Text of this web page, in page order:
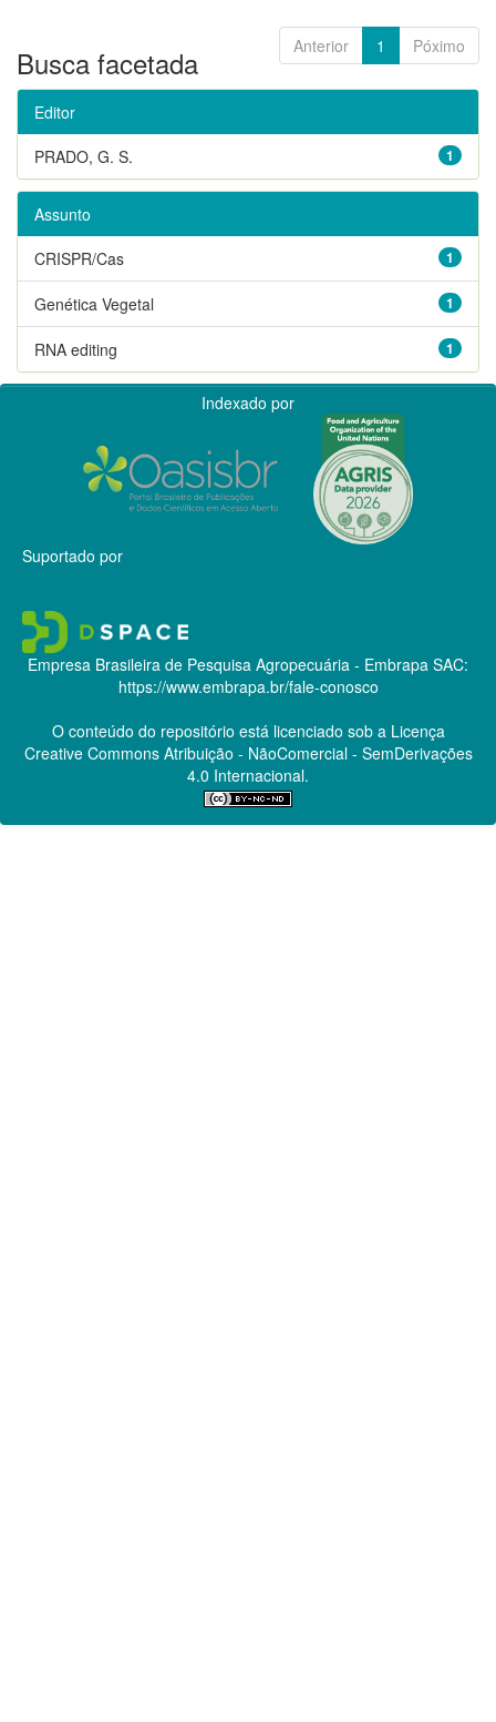
Anterior 1 Póximo
Busca facetada
Editor
1
PRADO, G. S.
Assunto
1
CRISPR/Cas
1
Genética Vegetal
1
RNA editing
Indexado por
Suportado por
Empresa Brasileira de Pesquisa Agropecuária - Embrapa SAC:
https://www.embrapa.br/fale-conosco
O conteúdo do repositório está licenciado sob a Licença
Creative CommonsAtribuição - NãoComercial - SemDerivações
4.0 Internacional.